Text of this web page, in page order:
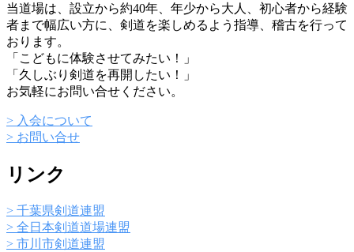
当道場は、設立から約40年、年少から大人、初心者から経験
者まで幅広い方に、剣道を楽しめるよう指導、稽古を行って
おります。
「こどもに体験させてみたい！」
「久しぶり剣道を再開したい！」
お気軽にお問い合せください。
> 入会について
> お問い合せ
リンク
> 千葉県剣道連盟
> 全日本剣道道場連盟
> 市川市剣道連盟